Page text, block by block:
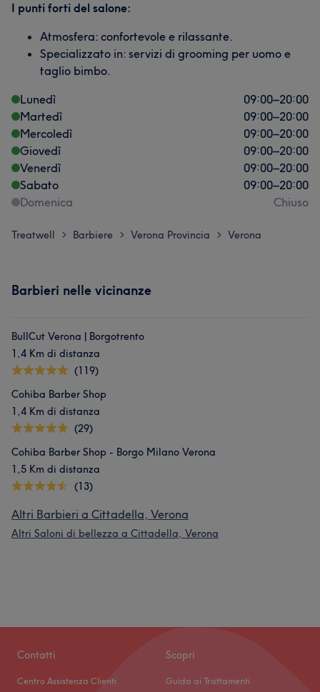
I punti forti del salone:
Atmosfera: confortevole e rilassante.
Specializzato in: servizi di grooming per uomo e
taglio bimbo.
Lunedì
09:00–20:00
Martedì
09:00–20:00
Mercoledì
09:00–20:00
Giovedì
09:00–20:00
Venerdì
09:00–20:00
Sabato
09:00–20:00
Domenica
Chiuso
Treatwell > Barbiere > Verona Provincia > Verona
Barbieri nelle vicinanze
BullCut Verona | Borgotrento
1,4 Km di distanza
(119)
Cohiba Barber Shop
1,4 Km di distanza
(29)
Cohiba Barber Shop - Borgo Milano Verona
1,5 Km di distanza
(13)
Altri Barbieri a Cittadella, Verona
Altri Saloni di bellezza a Cittadella, Verona
Contatti
Centro Assistenza Clienti
Scopri
Guida ai Trattamenti